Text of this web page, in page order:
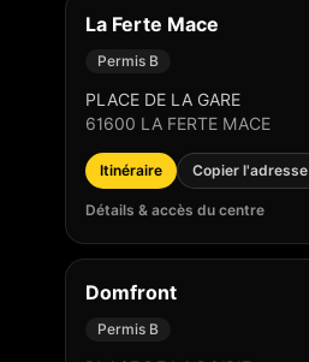
La Ferte Mace
Permis B
PLACE DE LA GARE
61600 LA FERTE MACE
Itinéraire Copier l'adresse
Détails & accès du centre
Domfront
Permis B